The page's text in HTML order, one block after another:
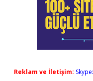
Reklam ve İletişim: